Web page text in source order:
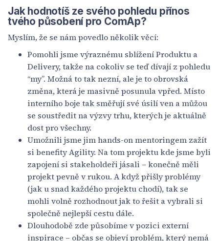
Jak hodnotíš ze svého pohledu přínos
tvého působení pro ComAp?
Myslím, že se nám povedlo několik věcí:
Pomohli jsme výraznému sblížení Produktu a
Delivery, takže na cokoliv se teď dívají z pohledu
“my”. Možná to tak nezní, ale je to obrovská
změna, která je masivně posunula vpřed. Místo
interního boje tak směřují své úsilí ven a můžou
se soustředit na výzvy trhu, kterých je aktuálně
dost pro všechny.
Umožnili jsme jim hands-on mentoringem zažít
si benefity Agility. Na tom projektu kde jsme byli
zapojení si stakeholdeři jásali – konečně měli
projekt pevně v rukou. A když přišly problémy
(jak u snad každého projektu chodí), tak se
mohli volně rozhodnout jak to řešit a vybrali si
společně nejlepší cestu dále.
Dlouhodobě zde působíme v pozici externí
inspirace – občas se objeví problém, který nemá